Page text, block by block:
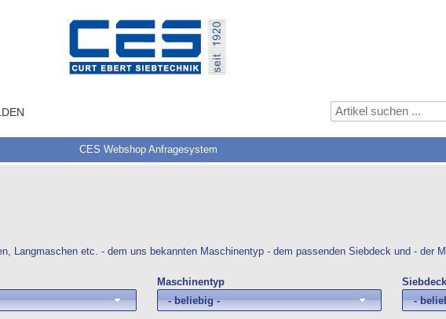
CES Webshop Anfragesystem
Langmaschen etc. - dem uns bekannten Maschinentyp - dem passenden Siebdeck und - der
Maschinentyp
- beliebig -
Siebdeck
-